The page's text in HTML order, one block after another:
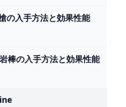
の入手方法と効果性能
棒の入手方法と効果性能